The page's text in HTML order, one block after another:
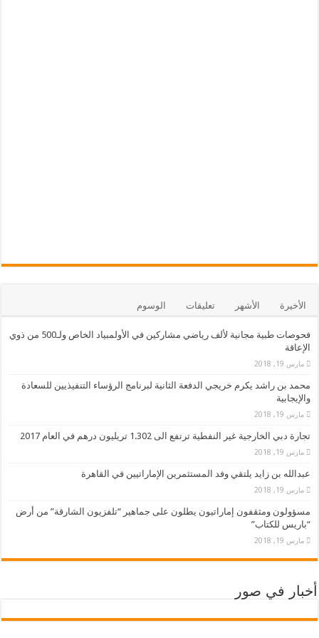
الأخيرة الأشهر تعليقات الوسوم
فحوصات طبية مجانية لألف رياضي مشاركين في الأولمبياد الخاص ولـ500 من ذوي
الإعاقة
مارس 19, 2018
محمد بن راشد يكرم خريجي الدفعة الثانية لبرنامج الرؤساء التنفيذيين للسعادة
والإيجابية
مارس 19, 2018
تجارة دبي الخارجية غير النفطية ترتفع الى 1.302 تريليون درهم في العام 2017
مارس 19, 2018
عبدالله بن زايد يلتقي وفد المستثمرين الإماراتيين في القاهرة
مارس 19, 2018
مسؤولون ومثقفون إماراتيون يطلون على جماهير “تلفزيون الشارقة” من أرض
“باريس للكتاب”
مارس 19, 2018
أخبار في صور